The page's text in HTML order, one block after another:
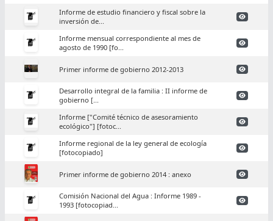
Informe de estudio financiero y fiscal sobre la
inversión de...
Informe mensual correspondiente al mes de
agosto de 1990 [fo...
Primer informe de gobierno 2012-2013
Desarrollo integral de la familia : II informe de
gobierno [...
Informe ["Comité técnico de asesoramiento
ecológico"] [fotoc...
Informe regional de la ley general de ecología
[fotocopiado]
Primer informe de gobierno 2014 : anexo
Comisión Nacional del Agua : Informe 1989 -
1993 [fotocopiad...